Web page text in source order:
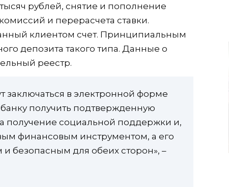
рублей, снятие и пополнение
и перерасчета ставки.
клиентом счет. Принципиальным
депозита такого типа. Данные о
реестр.
заключаться в электронной форме
банку получить подтвержденную
социальной поддержки и,
финансовым инструментом, а его
безопасным для обеих сторон», –